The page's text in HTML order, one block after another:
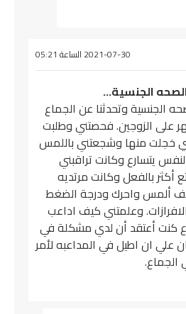
2021-07-30 الساعة 05:21
الجنسية…
الجنسية وتحدثنا عن الجماع
على الزوجين. فحصتني وطلبت
خجلت منها وشجعتني باللمس
يتسارع وكانت تراقبني
بالفعل وكانت مرتديه
ألمس واحرك ودرجة الضغط
وعلمتني كيف اداعب
كنت أعتقد أن لدي مشكلة في
علي ان اطيل في المداعبه لأمر
الجماع.